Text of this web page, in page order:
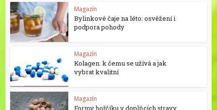
Magazín
Bylinkové čaje na léto: osvěžení i
podpora pohody
Magazín
Kolagen: k čemu se užívá a jak
vybrat kvalitní
Magazín
Formy hořčíku v doplňcích stravy